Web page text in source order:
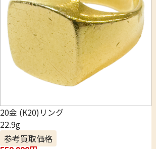
20金 (K20)リング
22.9g
参考買取価格